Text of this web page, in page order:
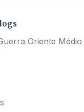
Oriente Médio